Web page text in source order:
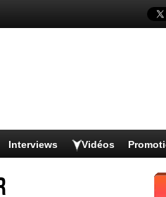
Interviews Vidéos